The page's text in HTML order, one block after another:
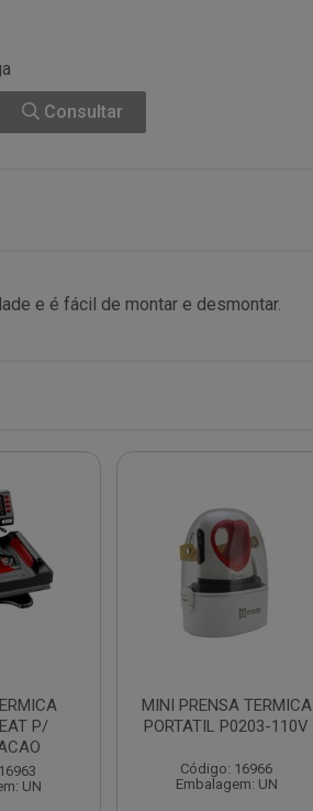
Consultar
e é fácil de montar e desmontar.
P/
UN
MINI PRENSA TERMICA
PORTATIL P0203-110V
Código: 16966
Embalagem: UN